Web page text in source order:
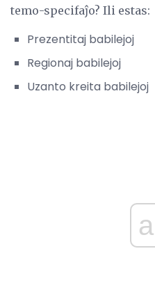
temo-specifaĵo? Ili estas:
Prezentitaj babilejoj
Regionaj babilejoj
Uzanto kreita babilejoj